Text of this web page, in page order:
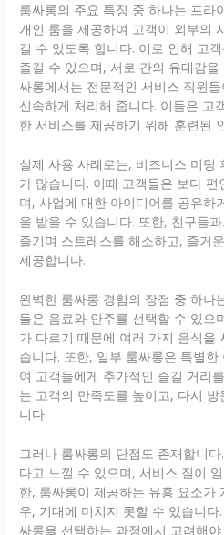
룸싸롱의 주요 특징 중 하나는 프라
개인 룸을 제공하여 고객이 외부의
길 수 있도록 합니다. 이로 인해 고
즐길 수 있으며, 서로 간의 유대감
싸롱에서는 전문적인 서비스 직원
신속하게 처리해 줍니다. 이들은 고
한 서비스를 제공하기 위해 훈련된
실제 사용 사례로는, 비즈니스 미팅
가 많습니다. 이때 고객들은 보다
며, 사업에 대한 아이디어를 공유하
을 받을 수 있습니다. 또한, 친구들
즐기며 스트레스를 해소하고, 즐거
제공합니다.
완벽한 룸싸롱 경험의 장점 중 하나
들은 음료와 안주를 선택할 수 있으
가 다르기 때문에 여러 가지 음식을
습니다. 또한, 일부 룸싸롱은 특별
여 고객들에게 추가적인 즐길 거리
는 고객의 만족도를 높이고, 다시
니다.
그러나 룸싸롱의 단점도 존재합니
다고 느낄 수 있으며, 서비스 질이
한, 룸싸롱이 제공하는 유흥 요소가
우, 기대에 미치지 못할 수 있습니
싸롱을 선택하는 과정에서 고려해